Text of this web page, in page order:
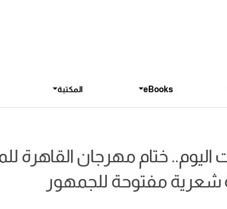
eBooks المكتبة
اليوم.. ختام مهرجان القاهرة
شعرية مفتوحة للجمهور